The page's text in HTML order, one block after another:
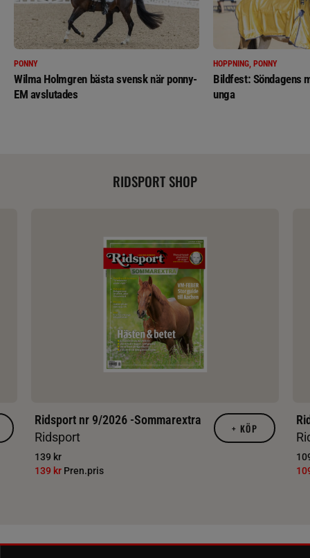
PONNY
Wilma Holmgren bästa svensk när ponny-
EM avslutades
HOPPNING, PONNY
Bildfest: Söndagens
unga
RIDSPORT SHOP
Ridsport nr 9/2026 -Sommarextra
Ridsport
139 kr
139 kr Pren.pris
+ KÖP